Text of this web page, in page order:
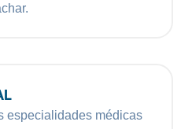
especialidades médicas